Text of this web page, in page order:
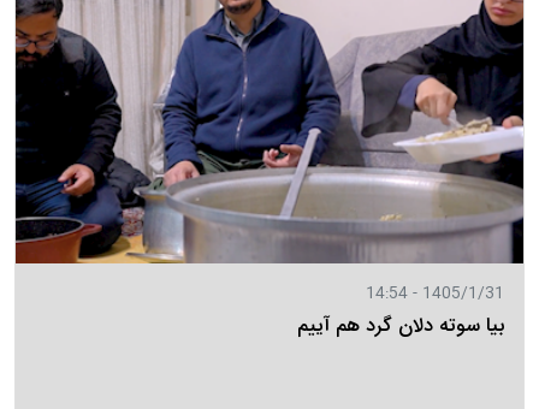
1405/1/31 - 14:54
بیا سوته دلان گرد هم آییم